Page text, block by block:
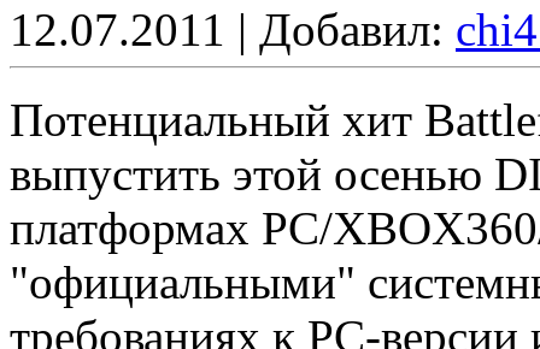
12.07.2011 | Добавил:
Потенциальный хит
выпустить этой осенью
платформах PC/
"официальными"
требованиях к PC-версии